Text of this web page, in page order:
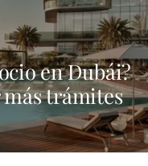
en Dubái?
trámites